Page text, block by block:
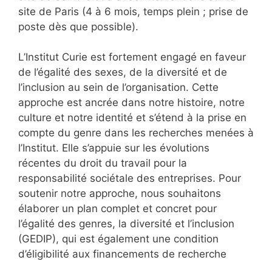
site de Paris (4 à 6 mois, temps plein ; prise de
poste dès que possible).
L’Institut Curie est fortement engagé en faveur
de l’égalité des sexes, de la diversité et de
l’inclusion au sein de l’organisation. Cette
approche est ancrée dans notre histoire, notre
culture et notre identité et s’étend à la prise en
compte du genre dans les recherches menées à
l’Institut. Elle s’appuie sur les évolutions
récentes du droit du travail pour la
responsabilité sociétale des entreprises. Pour
soutenir notre approche, nous souhaitons
élaborer un plan complet et concret pour
l’égalité des genres, la diversité et l’inclusion
(GEDIP), qui est également une condition
d’éligibilité aux financements de recherche